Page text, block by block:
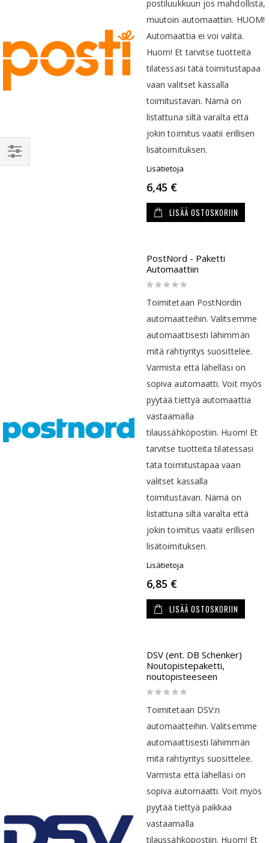
postiluukkuun jos mahdollista,
muutoin automaattiin. HUOM!
Automaattia ei voi valita.
Huom! Et tarvitse tuotteita
tilatessasi tätä toimitustapaa
vaan valitset kassalla
toimitustavan. Nämä on
listattuna siltä varalta että
jokin toimitus vaatii erillisen
lisätoimituksen.
Lisätietoja
6,45 €
LISÄÄ OSTOSKORIIN
PostNord - Paketti
Automaattiin
Rating:
0%
Toimitetaan PostNordin
automaatteihin. Valitsemme
automaattisesti lähimmän
mitä rahtiyritys suosittelee.
Varmista että lähelläsi on
sopiva automaatti. Voit myös
pyytää tiettyä automaattia
vastaamalla
tilaussähköpostiin. Huom! Et
tarvitse tuotteita tilatessasi
tätä toimitustapaa vaan
valitset kassalla
toimitustavan. Nämä on
listattuna siltä varalta että
jokin toimitus vaatii erillisen
lisätoimituksen.
Lisätietoja
6,85 €
LISÄÄ OSTOSKORIIN
DSV (ent. DB Schenker)
Noutopistepaketti,
noutopisteeseen
Rating:
0%
Toimitetaan DSV:n
automaatteihin. Valitsemme
automaattisesti lähimmän
mitä rahtiyritys suosittelee.
Varmista että lähelläsi on
sopiva automaatti. Voit myös
pyytää tiettyä paikkaa
vastaamalla
tilaussähköpostiin. Huom! Et
RAJAA